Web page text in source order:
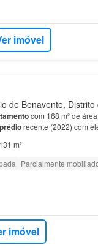
imóvel
de Benavente, Distrito
com 168 m² de
prédiorecente (2022) com
rápido à via para Vila…
131 m²
Parcialmente
imóvel